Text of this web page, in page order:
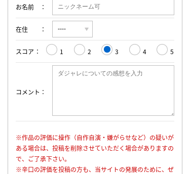
お名前
在住
スコア 1 2 3 4 5
コメント
※作品の評価に操作（自作自演・嫌がらせなど）の疑いが
ある場合は、投稿を削除させていただく場合がありますの
で、ご了承下さい。
※辛口の評価を投稿の方も、当サイトの発展のために、ぜ